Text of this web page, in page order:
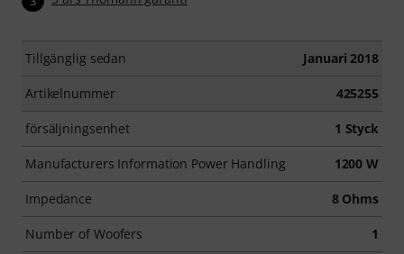
Tillgänglig sedan Januari 2018
Artikelnummer 425255
försäljningsenhet 1 Styck
Manufacturers Information Power Handling 1200 W
Impedance 8 Ohms
Number of Woofers 1